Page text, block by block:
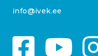
info@ivek.ee